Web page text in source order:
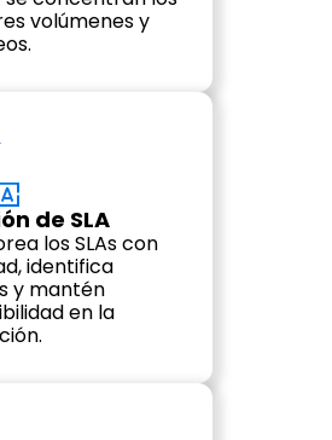
volúmenes y
de SLA
los SLAs con
identifica
y mantén
en la